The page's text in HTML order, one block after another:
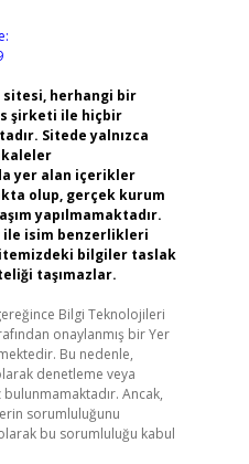
herhangi bir
şirketi ile hiçbir
Sitede yalnızca
yer alan içerikler
olup, gerçek kurum
yapılmamaktadır.
ile isim benzerlikleri
bilgiler taslak
taşımazlar.
Bilgi Teknolojileri
onaylanmış bir Yer
Bu nedenle,
denetleme veya
Ancak,
sorumluluğunu
bu sorumluluğu kabul